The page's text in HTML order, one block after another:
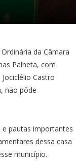
da Câmara
Palheta, com
Castro
não pôde
pautas importantes
dessa casa
município.